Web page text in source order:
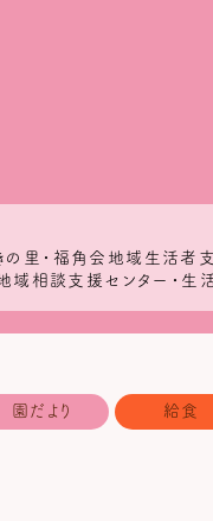
・福角会地域生活者
地域相談支援センター・
園だより 給食